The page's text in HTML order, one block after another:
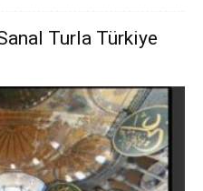
Turla Türkiye